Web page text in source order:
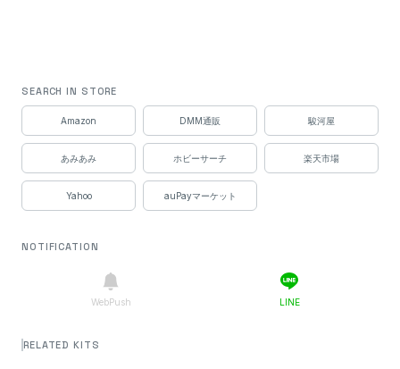
SEARCH IN STORE
Amazon DMM通販 駿河屋
あみあみ ホビーサーチ 楽天市場
Yahoo auPayマーケット
NOTIFICATION
WebPush LINE
RELATED KITS